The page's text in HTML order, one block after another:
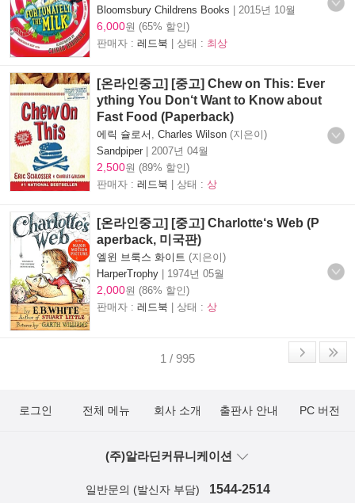
Bloomsbury Childrens Books | 2015년 10월
6,000원 (65% 할인)
판매자 : 레드북 | 상태 : 최상
[온라인중고] [중고] Chew on This: Ever
ything You Don‘t Want to Know about
Fast Food (Paperback)
에릭 슐로서 Charles Wilson (지은이)
Sandpiper | 2007년 04월
2,500원 (89% 할인)
판매자 : 레드북 | 상태 : 상
[온라인중고] [중고] Charlotte‘s Web (P
aperback, 미국판)
엘윈 브룩스 화이트 (지은이)
HarperTrophy | 1974년 05월
2,000원 (86% 할인)
판매자 : 레드북 | 상태 : 상
1 / 995
로그인 전체 메뉴 회사 소개 출판사 안내 PC 버전
(주)알라딘커뮤니케이션
일반문의 (발신자 부담) 1544-2514